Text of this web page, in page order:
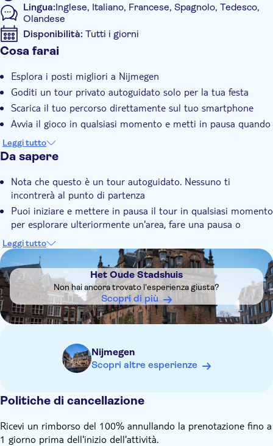
Lingua:Inglese, Italiano, Francese, Spagnolo, Tedesco,
Olandese
Disponibilità: Tutti i giorni
Voucher sul cellulare accettato
Conferma istantanea
Tour privato
Cosa farai
Esplora i posti migliori a Nijmegen
Goditi un tour privato autoguidato solo per la tua festa
Scarica il tuo percorso direttamente sul tuo smartphone
Avvia il gioco in qualsiasi momento e metti in pausa quando
vuoi
Leggi tutto
Da sapere
Nota che questo è un tour autoguidato. Nessuno ti
incontrerà al punto di partenza
Puoi iniziare e mettere in pausa il tour in qualsiasi momento
per esplorare ulteriormente un'area, fare una pausa o
mangiare uno spuntino
Hai bisogno di una connessione Internet (dati) per giocare a
questo gioco della città
Il tuo tour interattivo includerà 17 indovinelli e compiti
Il percorso è di circa 5,3 chilometri
Leggi tutto
DSA1Het Oude Stadshuis
Het Oude Stadshuis
Non hai ancora trovato l'esperienza giusta?
Scopri di più
Nijmegen
Scopri altre esperienze
Politiche di cancellazione
Ricevi un rimborso del 100% annullando la prenotazione fino a
1 giorno prima dell'inizio dell'attività.